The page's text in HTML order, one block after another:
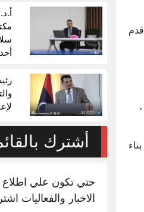
أشترك
حتي تكون علي
الاخبار والفعاليات